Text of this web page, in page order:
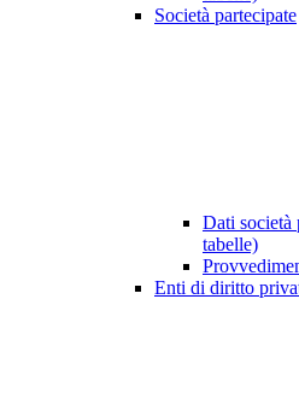
Società partecipate
Dati società
tabelle)
Enti di diritto